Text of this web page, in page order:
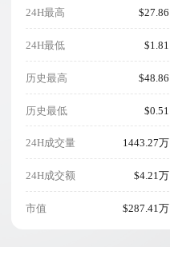
24H最高 $27.86
24H最低 $1.81
历史最高 $48.86
历史最低 $0.51
24H成交量 1443.27万
24H成交额 $4.21万
市值 $287.41万